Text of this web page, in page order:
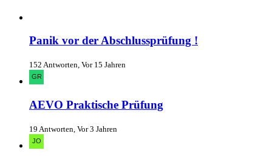
Panik vor der Abschlussprüfung !
152 Antworten, Vor 15 Jahren
AEVO Praktische Prüfung
19 Antworten, Vor 3 Jahren